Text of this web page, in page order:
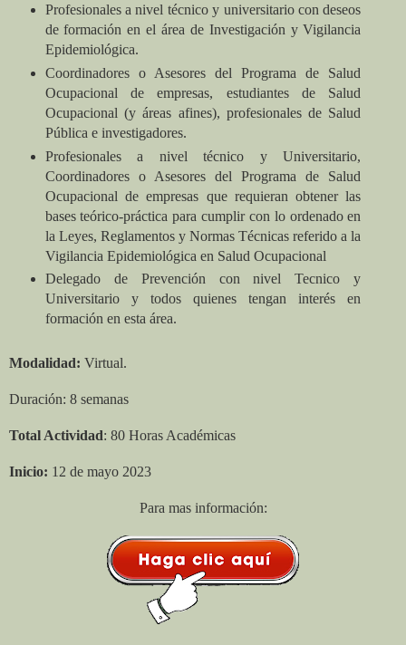
Profesionales a nivel técnico y universitario con deseos
de formación en el área de Investigación y Vigilancia
Epidemiológica.
Coordinadores o Asesores del Programa de Salud
Ocupacional de empresas, estudiantes de Salud
Ocupacional (y áreas afines), profesionales de Salud
Pública e investigadores.
Profesionales a nivel técnico y Universitario,
Coordinadores o Asesores del Programa de Salud
Ocupacional de empresas que requieran obtener las
bases teórico-práctica para cumplir con lo ordenado en
la Leyes, Reglamentos y Normas Técnicas referido a la
Vigilancia Epidemiológica en Salud Ocupacional
Delegado de Prevención con nivel Tecnico y
Universitario y todos quienes tengan interés en
formación en esta área.
Modalidad: Virtual.
Duración: 8 semanas
Total Actividad: 80 Horas Académicas
Inicio: 12 de mayo 2023
Para mas información: